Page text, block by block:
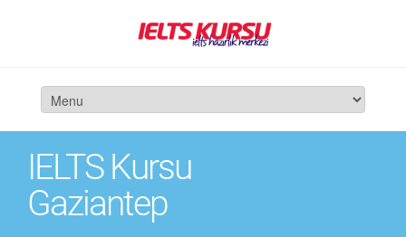
IELTS Kursu
Gaziantep